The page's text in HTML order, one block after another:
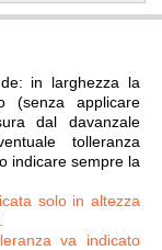
in larghezza la
(senza applicare
dal davanzale
tolleranza
indicare sempre la
solo in altezza
va indicato